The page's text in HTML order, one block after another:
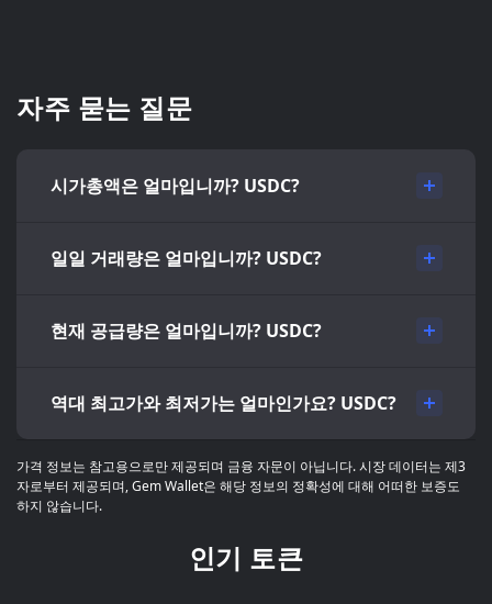
자주 묻는 질문
시가총액은 얼마입니까? USDC?
일일 거래량은 얼마입니까? USDC?
현재 공급량은 얼마입니까? USDC?
역대 최고가와 최저가는 얼마인가요? USDC?
가격 정보는 참고용으로만 제공되며 금융 자문이 아닙니다. 시장 데이터는 제3
자로부터 제공되며, Gem Wallet은 해당 정보의 정확성에 대해 어떠한 보증도
하지 않습니다.
인기 토큰